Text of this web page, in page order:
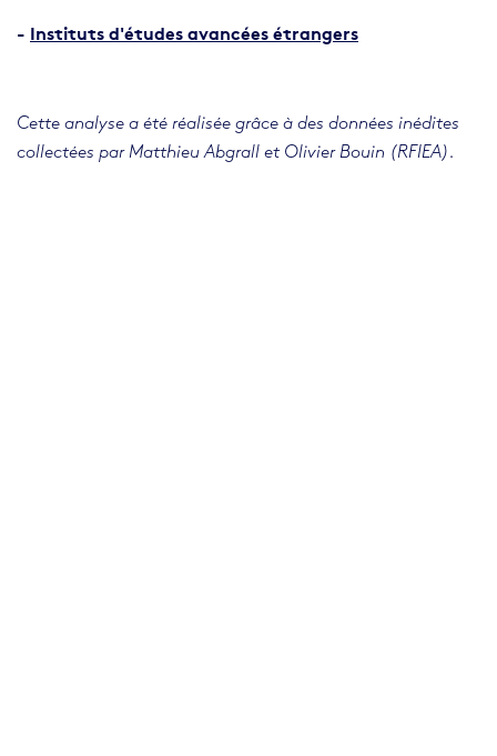
- Instituts d'études avancées étrangers
Cette analyse a été réalisée grâce à des données inédites
collectées par Matthieu Abgrall et Olivier Bouin (RFIEA).